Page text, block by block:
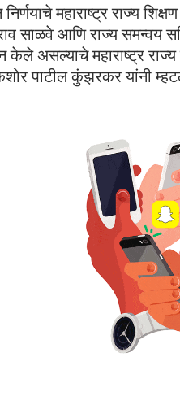
महाराष्ट्र राज्य
साळवे आणि राज्य समन्वय
केले असल्याचे महाराष्ट्र
पाटील कुंझरकर यांनी